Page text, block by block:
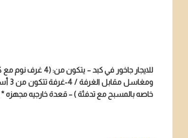
خاصه بالمسبح مع تدفئة ) – قعدة خارجيه مجهزه